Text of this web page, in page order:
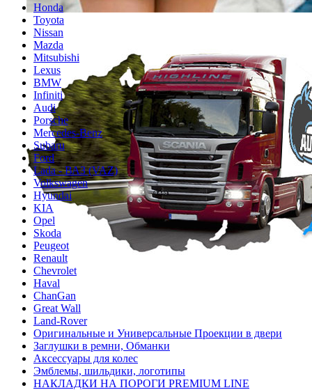
Honda
Toyota
Nissan
Mazda
Mitsubishi
Lexus
BMW
Infiniti
Audi
Porsche
Mercedes-Benz
Subaru
Ford
Lada - ВАЗ (VAZ)
Volkswagen
Hyundai
KIA
Opel
Skoda
Peugeot
Renault
Chevrolet
Haval
ChanGan
Great Wall
Land-Rover
Оригинальные и Универсальные Проекции в двери
Заглушки в ремни, Обманки
Аксессуары для колес
Эмблемы, шильдики, логотипы
НАКЛАДКИ НА ПОРОГИ PREMIUM LINE